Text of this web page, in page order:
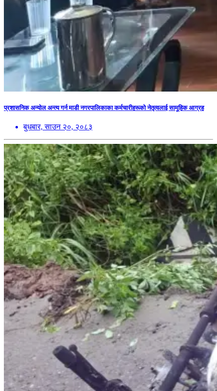
प्रशासनिक अन्योल अन्त्य गर्न माडी नगरपालिकाका कर्मचारीहरूको नेतृत्वलाई सामूहिक आग्रह
बुधबार, साउन २०, २०८३